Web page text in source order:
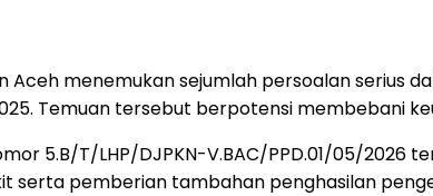
Aceh menemukan sejumlah persoalan serius
Temuan tersebut berpotensi membebani
5.B/T/LHP/DJPKN-V.BAC/PPD.01/05/2026
pemberian tambahan penghasilan